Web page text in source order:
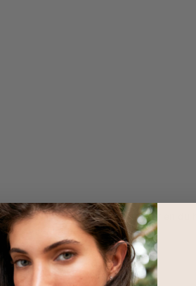
smykke til at forkæle dig selv eller en
dit outfit.